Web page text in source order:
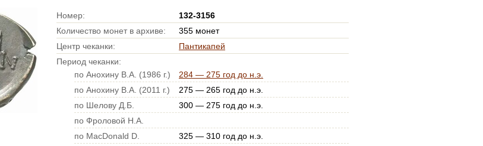
Номер:
132-3156
Количество монет в архиве:
355 монет
Центр чеканки:
Пантикапей
Период чеканки:
по Анохину В.А. (1986 г.)
284 — 275 год до н.э.
по Анохину В.А. (2011 г.)
275 — 265 год до н.э.
по Шелову Д.Б.
300 — 275 год до н.э.
по Фроловой Н.А.
по MacDonald D.
325 — 310 год до н.э.